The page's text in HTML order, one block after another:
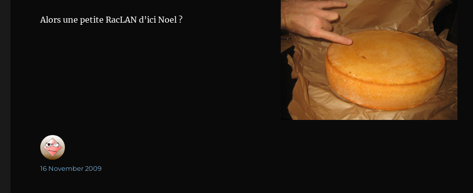
Alors une petite RacLAN d’ici Noel ?
Author
Posted
16 November 2009